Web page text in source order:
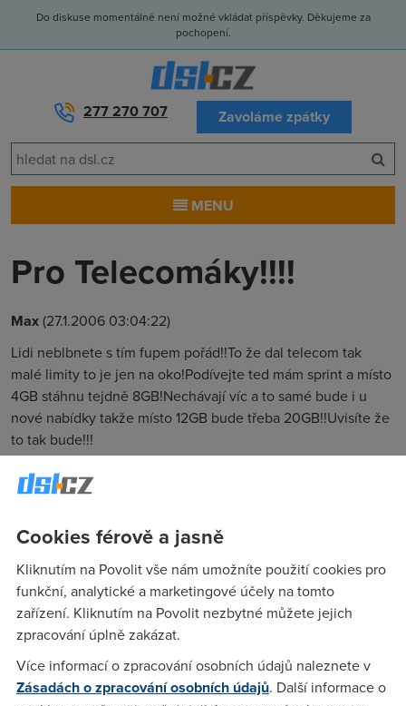
Do diskuse momentálně není možné vkládat příspěvky. Děkujeme za
pochopení.
277 270 707 Zavoláme zpátky
MENU
Pro Telecomáky!!!!
Max(27.1.2006 03:04:22)
Lidi neblbnete s tím fupem pořád!!To že dal telecom tak
malé limity to je jen na oko!Podívejte ted mám sprint a místo
4GB stáhnu tejdně 8GB!Nechávají víc a to samé bude i u
nové nabídky takže místo 12GB bude třeba 20GB!!Uvisíte že
to tak bude!!!
taky si to myslim me telecom zatim nezklamal :) vivat
telecom :))
IOL Techhelp(27.1.2006 09:07:20)
128/64. :-)
Cookies férově a jasně
Kliknutím na Povolit vše nám umožníte použití cookies pro
funkční, analytické a marketingové účely na tomto
zařízení. Kliknutím na Povolit nezbytné můžete jejich
zpracování úplně zakázat.
Více informací o zpracování osobních údajů naleznete v
Zásadách o zpracování osobních údajů. Další informace o